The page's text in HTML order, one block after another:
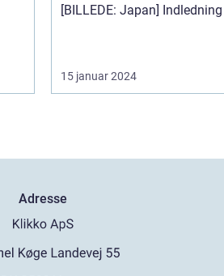
15 januar 2024
Adresse